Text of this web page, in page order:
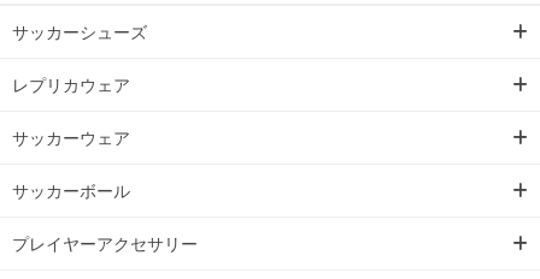
サッカーシューズ
レプリカウェア
サッカーウェア
サッカーボール
プレイヤーアクセサリー